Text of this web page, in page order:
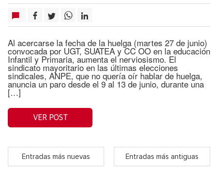
Al acercarse la fecha de la huelga (martes 27 de junio)
convocada por UGT, SUATEA y CC OO en la educación
Infantil y Primaria, aumenta el nerviosismo. El
sindicato mayoritario en las últimas elecciones
sindicales, ANPE, que no quería oír hablar de huelga,
anuncia un paro desde el 9 al 13 de junio, durante una
[…]
VER POST
Entradas más nuevas Entradas más antiguas